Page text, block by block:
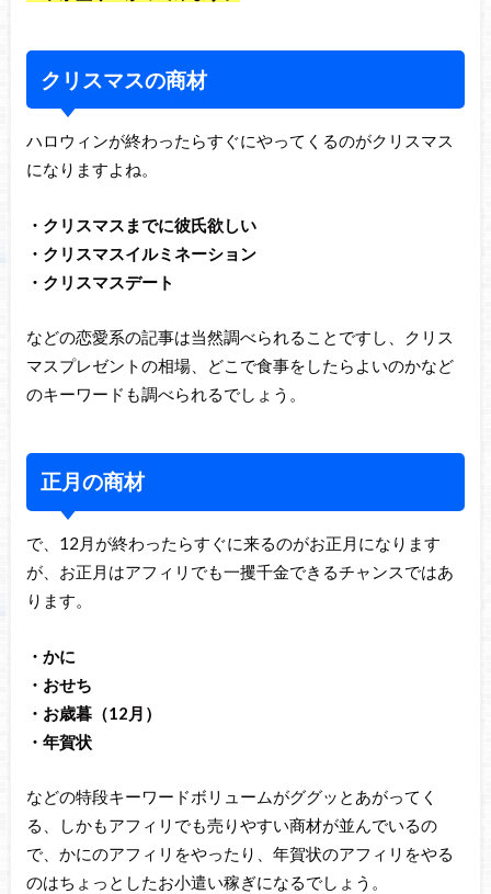
クリスマスの商材
ハロウィンが終わったらすぐにやってくるのがクリスマス
になりますよね。
・クリスマスまでに彼氏欲しい
・クリスマスイルミネーション
・クリスマスデート
などの恋愛系の記事は当然調べられることですし、クリス
マスプレゼントの相場、どこで食事をしたらよいのかなど
のキーワードも調べられるでしょう。
正月の商材
で、12月が終わったらすぐに来るのがお正月になります
が、お正月はアフィリでも一攫千金できるチャンスではあ
ります。
・かに
・おせち
・お歳暮（12月）
・年賀状
などの特段キーワードボリュームがググッとあがってく
る、しかもアフィリでも売りやすい商材が並んでいるの
で、かにのアフィリをやったり、年賀状のアフィリをやる
のはちょっとしたお小遣い稼ぎになるでしょう。